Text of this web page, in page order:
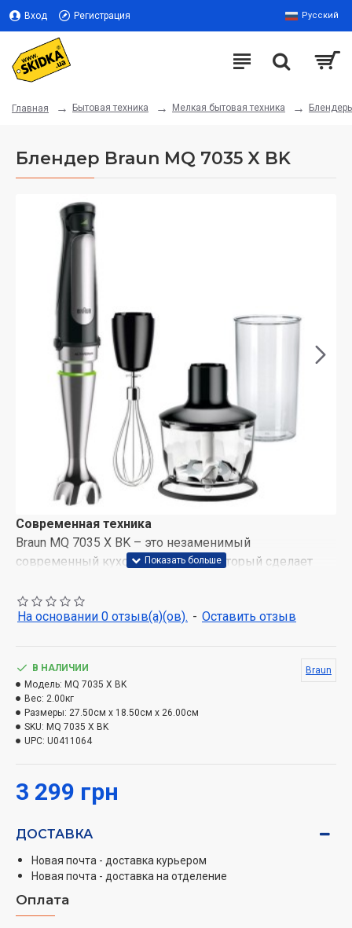
Вход Регистрация Русский
Главная Бытовая техника Мелкая бытовая техника
Блендер Braun MQ 7035 X BK
Современная техника
Braun MQ 7035 X BK – это незаменимый
современный кухонный гаджет, который сделает
компании BRAUN показывает все качество, с которой
фирма делает абсолютно все свои изделия. Блендер
перебить в пюре или сделать домашний майонез.
Готовить с таким помощником одно удовольствие.
Базовые характеристики
не будет портится. Вес небольшой, всего 1 кг, его
удобно будет держать в руке. Потребляемая
мощность блендера – 1 кВт. Блендером можно
управлять плавной регулировкой, легко нажимая на
кнопку возле рукояти, также скорость блендера
зависит от плавной регулировки. Такая технология
управления – Smart Speed – корректирует мощность
и скорость работы в зависимости от взбиваемых
На основании 0 отзыв(а)(ов). - Оставить отзыв
3 299 грн
В НАЛИЧИИ
Модель: MQ 7035 X BK
Вес: 2.00кг
Размеры: 27.50см x 18.50см x 26.00см
SKU: MQ 7035 X BK
UPC: U0411064
Braun
ДОСТАВКА
Новая почта - доставка курьером
Новая почта - доставка на отделение
Оплата